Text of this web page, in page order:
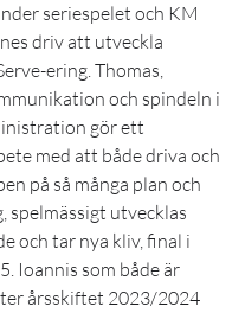
seriespelet och KM
driv att utveckla
ering. Thomas,
och spindeln i
gör ett
med att både driva och
på så många plan och
spelmässigt utvecklas
och tar nya kliv, final i
Ioannis som både är
årsskiftet 2023/2024